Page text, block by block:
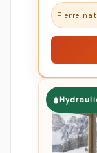
Pierre